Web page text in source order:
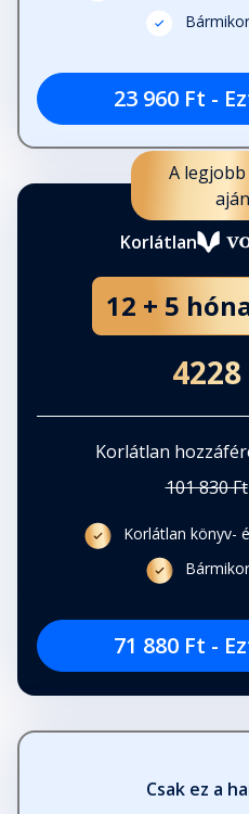
Fejezet hossza: 00:02:45
30. fejezet
Fejezet hossza: 00:12:01
31. fejezet
Fejezet hossza: 00:04:14
Fejezet hossza: 00:11:14
34. fejezet
35. fejezet
Fejezet hossza: 00:04:32
Fejezet hossza: 00:06:19
23 960 Ft -
A
Korlátlan
12 + 5
Korlátlan
101 830 Ft
Korlátlan könyv-
71 880 Ft -
Csak ez a